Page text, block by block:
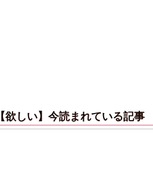
【欲しい】今読まれている記事